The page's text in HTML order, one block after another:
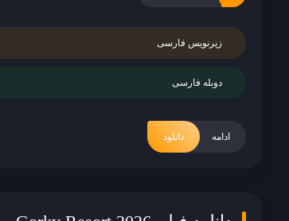
زیرنویس فارسی
دوبله فارسی
ادامه دانلود